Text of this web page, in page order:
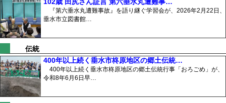
『第六垂水丸遭難事故』を語り継ぐ学習会が、2026年2月22日、
垂水市立図書館…
伝統
400年以上続く垂水市柊原地区の郷土伝統…
400年以上続く垂水市柊原地区の郷土伝統行事「おろごめ」が、
令和8年6月6日早…